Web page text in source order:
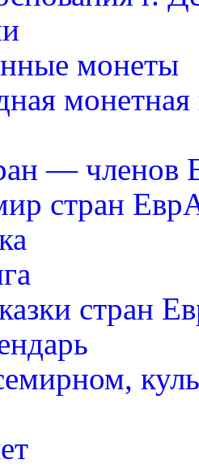
монеты
монетная
— членов
стран
стран